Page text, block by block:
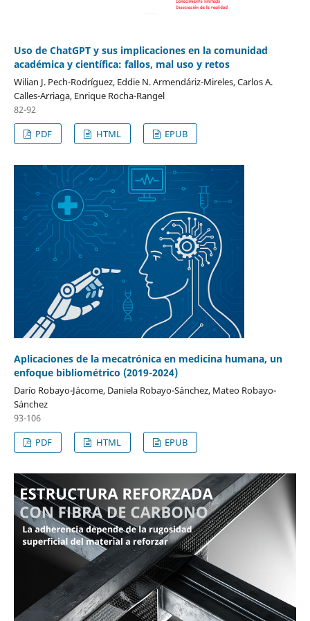
Uso de ChatGPT y sus implicaciones en la comunidad
académica y científica: fallos, mal uso y retos
Wilian J. Pech-Rodríguez, Eddie N. Armendáriz-Mireles, Carlos A.
Calles-Arriaga, Enrique Rocha-Rangel
82-92
PDF
HTML EPUB
Aplicaciones de la mecatrónica en medicina humana, un
enfoque bibliométrico (2019-2024)
Darío Robayo-Jácome, Daniela Robayo-Sánchez, Mateo Robayo-
Sánchez
93-106
PDF
HTML EPUB